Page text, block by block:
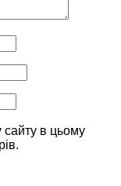
сайту в цьому